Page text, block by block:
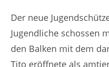
Der neue
Jugendliche schossen
den Balken mit dem
Tito eröffnete als